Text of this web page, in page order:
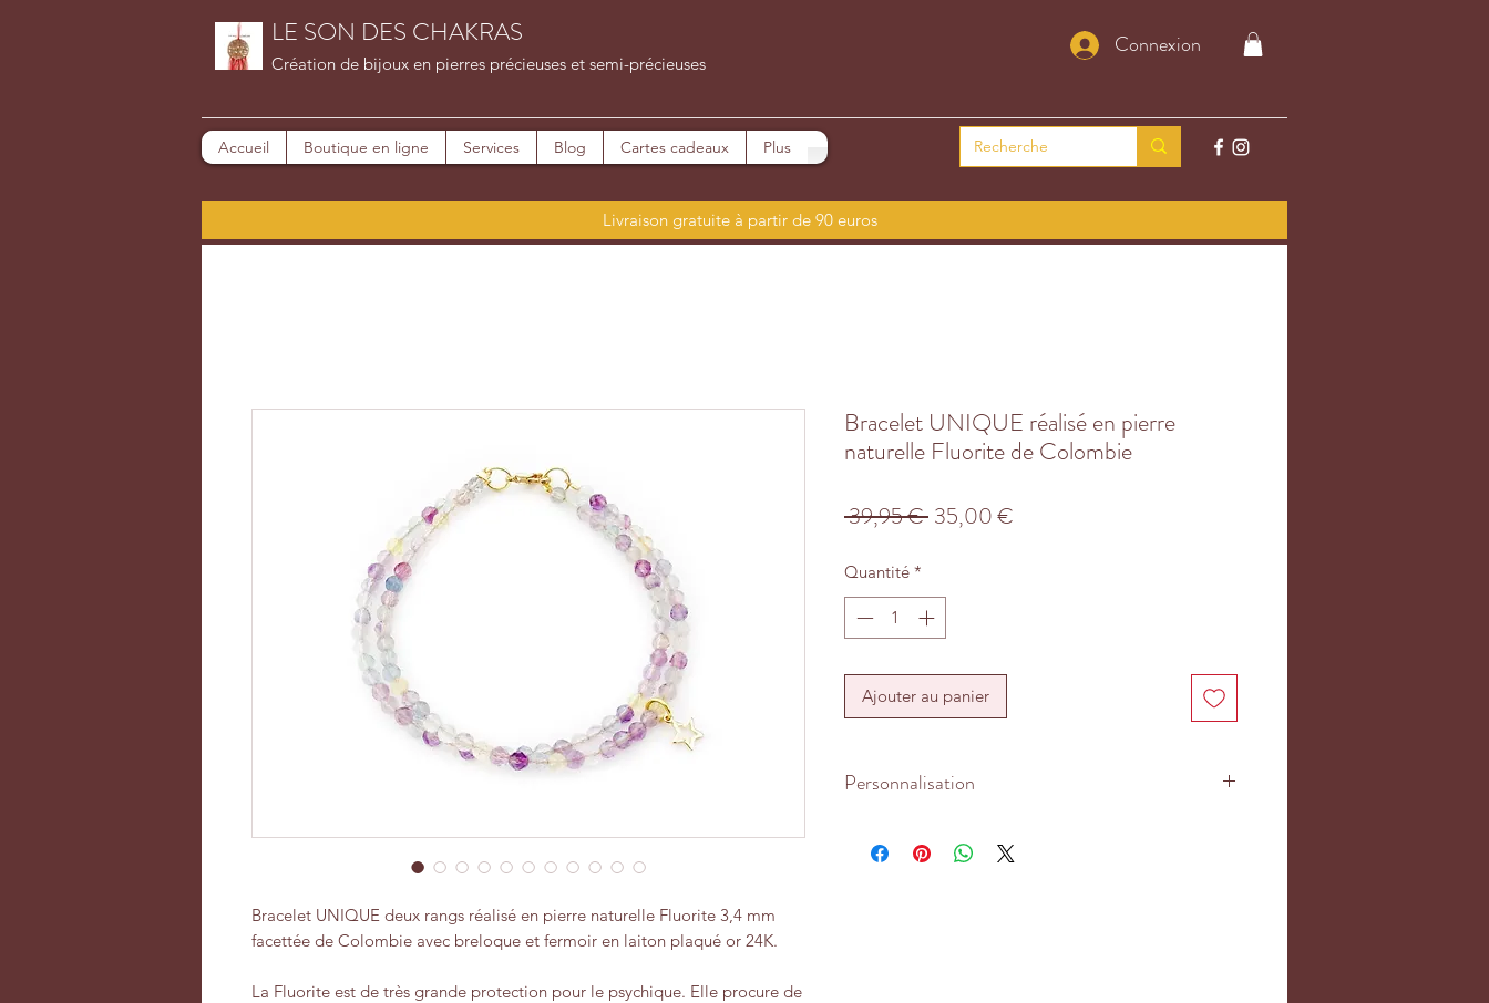
LE SON DES CHAKRAS
Création de bijoux en pierres précieuses et semi-précieuses
Connexion
Accueil Boutique en ligne Services Blog Cartes cadeaux Plus
Livraison gratuite à partir de 90 euros
Bracelet UNIQUE deux rangs réalisé en pierre naturelle Fluorite 3,4 mm
facettée de Colombie avec breloque et fermoir en laiton plaqué or 24K.
La Fluorite est de très grande protection pour le psychique. Elle procure de
Bracelet UNIQUE réalisé en pierre
naturelle Fluorite de Colombie
39,95 € Prix
35,00 €
Quantité *
Ajouter au panier
Personnalisation
et 18 cm. La breloque et le fermoir sont en laiton